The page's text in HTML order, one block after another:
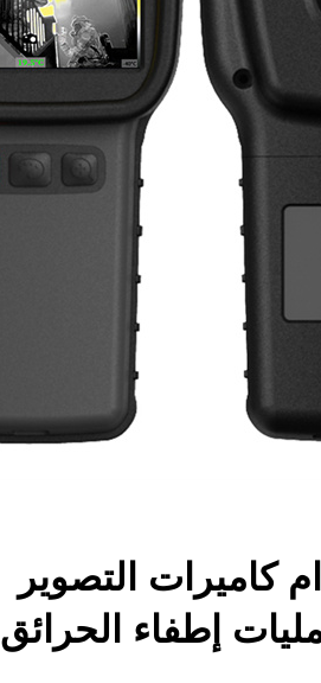
كاميرات التصوير
إطفاء الحرائق